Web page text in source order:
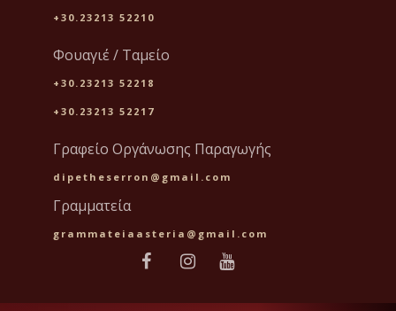
+30.23213 52210
Φουαγιέ / Ταμείο
+30.23213 52218
+30.23213 52217
Γραφείο Οργάνωσης Παραγωγής
dipetheserron@gmail.com
Γραμματεία
grammateiaasteria@gmail.com